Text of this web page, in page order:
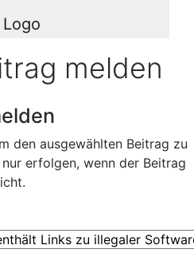
melden
den ausgewählten Beitrag zu
erfolgen, wenn der Beitrag